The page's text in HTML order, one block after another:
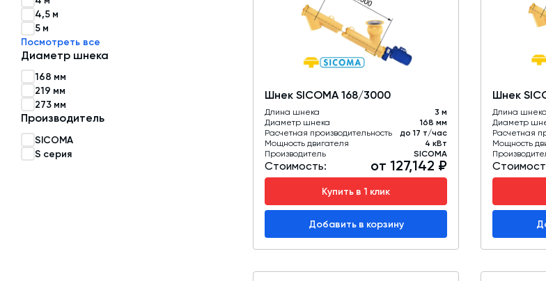
Затворы для силосов и дозаторов
Промышленные фильтры и
Авто и Ж/Д весы
Оборудование для производства ЖБИ
Пневмооборудование
Датчики
Промышленные вибраторы
Рециклинг
Дробильно-сортировочный комплекс
Околопрессовочное оборудование
4,5 м
5 м
Посмотреть все
Диаметр шнека
168 мм
219 мм
273 мм
Производитель
SICOMA
S серия
Шнек SICOMA 168/3000
Длина шнека
3 м
Диаметр шнека
168 мм
Расчетная производительность
до 17 т/час
Мощность двигателя
4 кВт
Производитель
SICOMA
Стоимость: от 127,142 ₽
Купить в 1 клик
Добавить в корзину
Шнек
Длина шнека
Диаметр
Расчетная
Мощность